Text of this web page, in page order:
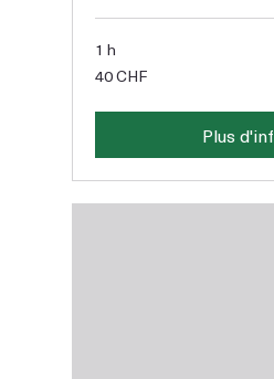
1 h
40
francs
40 CHF
Plus